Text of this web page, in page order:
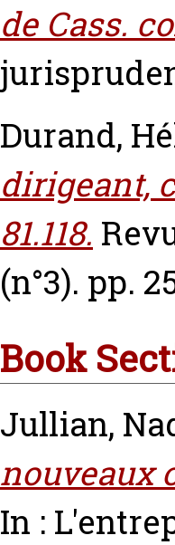
de Cass.
Durand,
dirigeant,
81.118.
(n°3). pp.
Book
Jullian,
nouveaux
In :